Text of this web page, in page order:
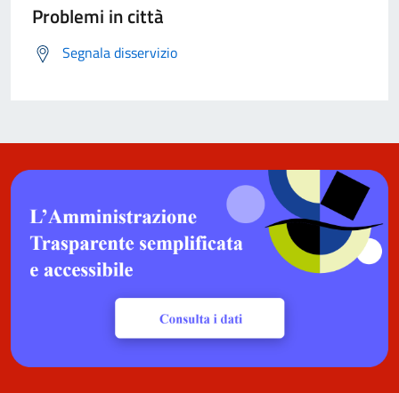
Problemi in città
Segnala disservizio